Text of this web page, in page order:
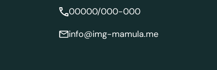
00000/000-000
info@img-mamula.me